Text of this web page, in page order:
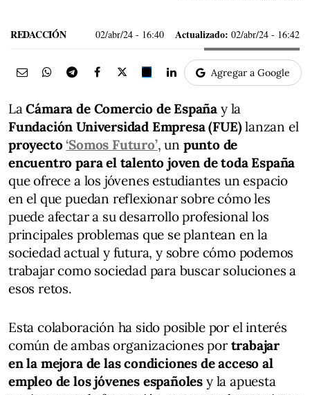
REDACCIÓN 02/abr/24 - 16:40 Actualizado: 02/abr/24 - 16:42
Agregar a Google
LaCámara de Comercio de España y la
Fundación Universidad Empresa (FUE)lanzan el
proyecto‘Somos Futuro’, un punto de
encuentro para el talento joven de toda España
que ofrece a los jóvenes estudiantes un espacio
en el que puedan reflexionar sobre cómo les
puede afectar a su desarrollo profesional los
principales problemas que se plantean en la
sociedad actual y futura, y sobre cómo podemos
trabajar como sociedad para buscar soluciones a
esos retos.
Esta colaboración ha sido posible por el interés
común de ambas organizaciones portrabajar
en la mejora de las condiciones de acceso al
empleo de los jóvenes españoles y la apuesta